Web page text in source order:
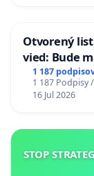
Otvorený
vied: Bude
chrbticu?
1 187
1 187 Podpisy
16 Jul 2026
STOP